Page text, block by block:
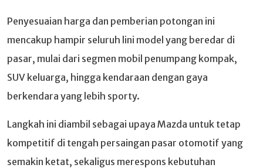
Penyesuaian harga dan pemberian potongan ini
mencakup hampir seluruh lini model yang beredar di
pasar, mulai dari segmen mobil penumpang kompak,
SUV keluarga, hingga kendaraan dengan gaya
berkendara yang lebih sporty.
Langkah ini diambil sebagai upaya Mazda untuk tetap
kompetitif di tengah persaingan pasar otomotif yang
semakin ketat, sekaligus merespons kebutuhan